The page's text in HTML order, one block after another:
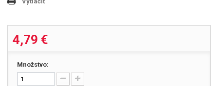
4,79 €
Množstvo: